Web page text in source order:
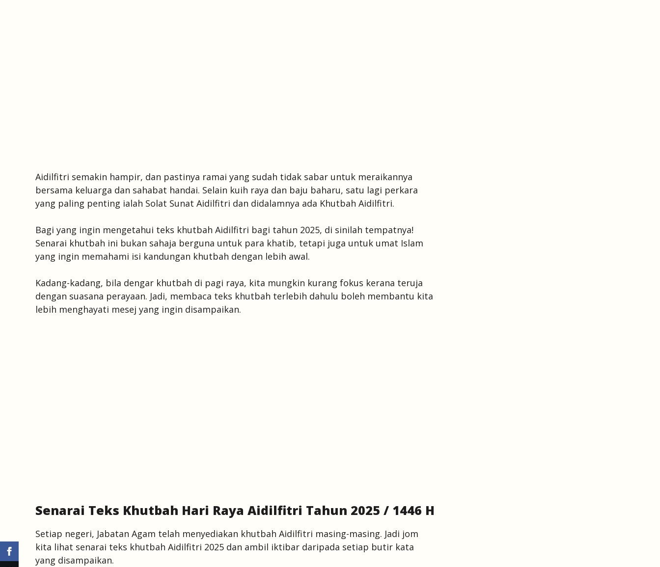
Aidilfitri semakin hampir, dan pastinya ramai yang sudah tidak sabar untuk meraikannya
bersama keluarga dan sahabat handai. Selain kuih raya dan baju baharu, satu lagi perkara
yang paling penting ialah Solat Sunat Aidilfitri dan didalamnya ada Khutbah Aidilfitri.
Bagi yang ingin mengetahui teks khutbah Aidilfitri bagi tahun 2025, di sinilah tempatnya!
Senarai khutbah ini bukan sahaja berguna untuk para khatib, tetapi juga untuk umat Islam
yang ingin memahami isi kandungan khutbah dengan lebih awal.
Kadang-kadang, bila dengar khutbah di pagi raya, kita mungkin kurang fokus kerana teruja
dengan suasana perayaan. Jadi, membaca teks khutbah terlebih dahulu boleh membantu kita
lebih menghayati mesej yang ingin disampaikan.
Senarai Teks Khutbah Hari Raya Aidilfitri Tahun 2025 / 1446 H
Setiap negeri, Jabatan Agam telah menyediakan khutbah Aidilfitri masing-masing. Jadi jom
kita lihat senarai teks khutbah Aidilfitri 2025 dan ambil iktibar daripada setiap butir kata
yang disampaikan.